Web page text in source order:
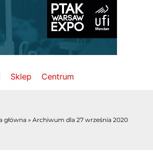
Sklep Centrum
główna » Archiwum dla 27 września 2020